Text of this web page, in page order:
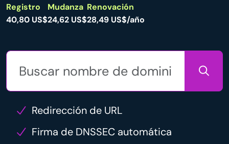
Registro
40,80 US$
Mudanza
24,62 US$
Renovación
28,49 US$/año
Redirección de URL
Firma de DNSSEC automática